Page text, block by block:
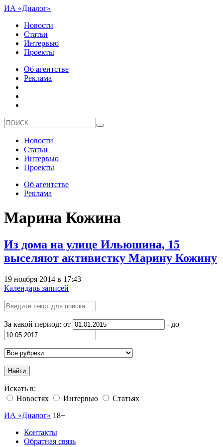
ИА «Диалог»
Новости
Статьи
Интервью
Проекты
Об агентстве
Реклама
Новости
Статьи
Интервью
Проекты
Об агентстве
Реклама
Марина Кожина
Из дома на улице Ильюшина, 15
выселяют активистку Марину Кожину
19 ноября 2014 в 17:43
Календарь записей
За какой период: от - до
Найти
Искать в:
Новостях
Интервью
Статьях
ИА «Диалог» 18+
Контакты
Обратная связь